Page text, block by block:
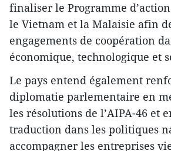
finaliser le Programme
le Vietnam et la Malaisie afin
engagements de coopération
économique, technologique et
Le pays entend également
diplomatie parlementaire en
les résolutions de l’AIPA-46 et
traduction dans les politiques
accompagner les entreprises